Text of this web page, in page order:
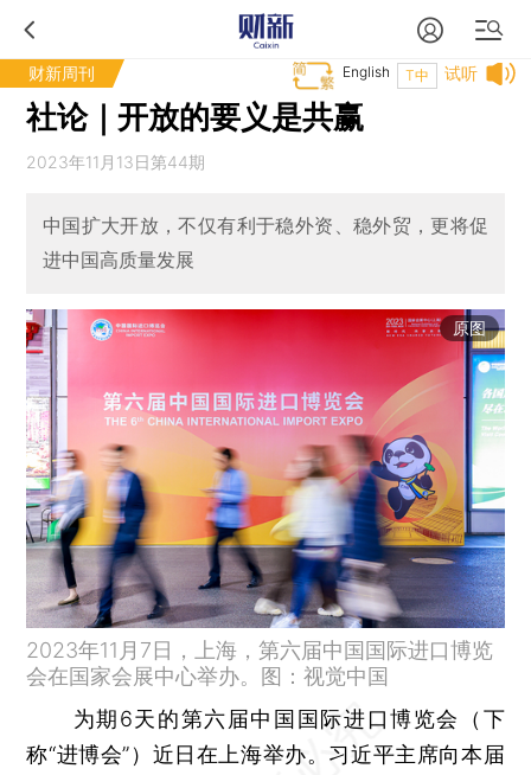
财新周刊 试听
T中
English
社论｜开放的要义是共赢
2023年11月13日第44期
中国扩大开放，不仅有利于稳外资、稳外贸，更将促
进中国高质量发展
原图
2023年11月7日，上海，第六届中国国际进口博览
会在国家会展中心举办。图：视觉中国
为期6天的第六届中国国际进口博览会（下
称“进博会”）近日在上海举办。习近平主席向本届